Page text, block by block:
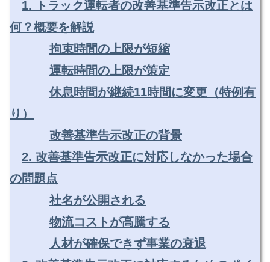
1. トラック運転者の改善基準告示改正とは
何？概要を解説
拘束時間の上限が短縮
運転時間の上限が策定
休息時間が継続11時間に変更（特例有
り）
改善基準告示改正の背景
2. 改善基準告示改正に対応しなかった場合
の問題点
社名が公開される
物流コストが高騰する
人材が確保できず事業の衰退